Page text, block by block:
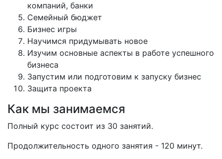
компаний, банки
Семейный бюджет
Бизнес игры
Научимся придумывать новое
Изучим основные аспекты в работе успешного
бизнеса
Запустим или подготовим к запуску бизнес
Защита проекта
Как мы занимаемся
Полный курс состоит из 30 занятий.
Продолжительность одного занятия - 120 минут.